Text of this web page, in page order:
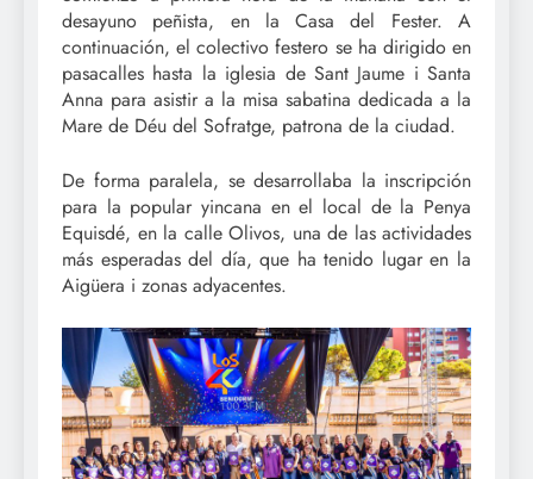
desayuno peñista, en la Casa del Fester. A
continuación, el colectivo festero se ha dirigido en
pasacalles hasta la iglesia de Sant Jaume i Santa
Anna para asistir a la misa sabatina dedicada a la
Mare de Déu del Sofratge, patrona de la ciudad.
De forma paralela, se desarrollaba la inscripción
para la popular yincana en el local de la Penya
Equisdé, en la calle Olivos, una de las actividades
más esperadas del día, que ha tenido lugar en la
Aigüera i zonas adyacentes.